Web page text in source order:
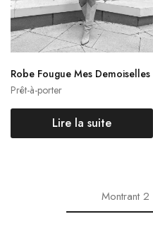
Prêt-à-porter
Robe Fougue Mes Demoiselles
Lire la suite
Montrant2